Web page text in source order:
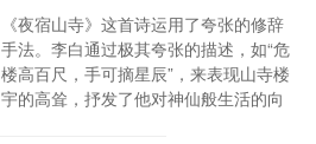
《夜宿山寺》这首诗运用了夸张的修辞
手法。李白通过极其夸张的描述，如“危
楼高百尺，手可摘星辰”，来表现山寺楼
宇的高耸，抒发了他对神仙般生活的向